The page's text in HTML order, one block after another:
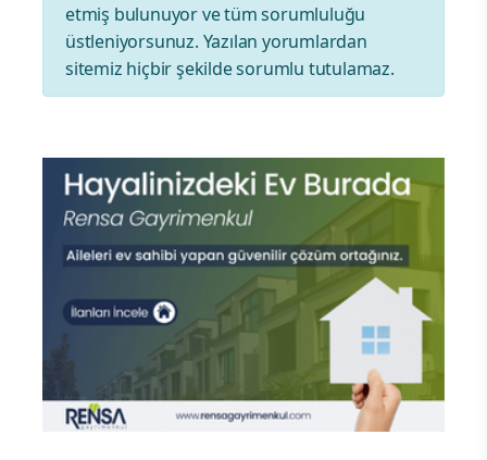
etmiş bulunuyor ve tüm sorumluluğu
üstleniyorsunuz. Yazılan yorumlardan
sitemiz hiçbir şekilde sorumlu tutulamaz.